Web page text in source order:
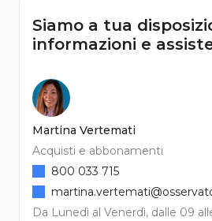
Siamo a tua
informazioni e
Martina Vertemati
Acquisti e abbonamenti
Da Lunedì al Venerdì, dalle 09
800 033 715